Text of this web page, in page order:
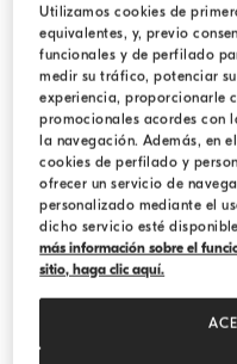
Utilizamos cookies de
equivalentes, y, previo
funcionales y de perfilado
medir su tráfico, potenciar
experiencia, proporcionarle
promocionales acordes con
la navegación. Además, en
cookies de perfilado y
ofrecer un servicio de
personalizado mediante el
dicho servicio esté
más información sobre el
sitio, haga clic aquí.